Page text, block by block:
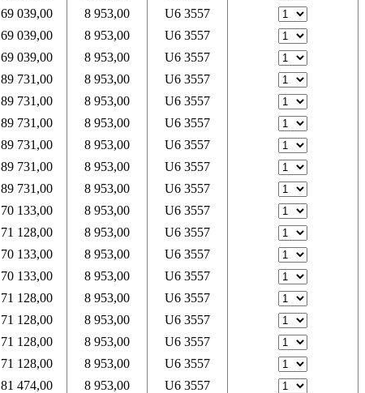
69 039,00 8 953,00 U6 3557
69 039,00 8 953,00 U6 3557
69 039,00 8 953,00 U6 3557
89 731,00 8 953,00 U6 3557
89 731,00 8 953,00 U6 3557
89 731,00 8 953,00 U6 3557
89 731,00 8 953,00 U6 3557
89 731,00 8 953,00 U6 3557
89 731,00 8 953,00 U6 3557
70 133,00 8 953,00 U6 3557
71 128,00 8 953,00 U6 3557
70 133,00 8 953,00 U6 3557
70 133,00 8 953,00 U6 3557
71 128,00 8 953,00 U6 3557
71 128,00 8 953,00 U6 3557
71 128,00 8 953,00 U6 3557
71 128,00 8 953,00 U6 3557
81 474,00 8 953,00 U6 3557